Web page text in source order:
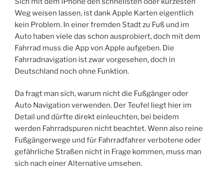
Weg weisen lassen, ist dank Apple Karten eigentlich
kein Problem. In einer fremden Stadt zu Fuß und im
Auto haben viele das schon ausprobiert, doch mit dem
Fahrrad muss die App von Apple aufgeben. Die
Fahrradnavigation ist zwar vorgesehen, doch in
Deutschland noch ohne Funktion.
Da fragt man sich, warum nicht die Fußgänger oder
Auto Navigation verwenden. Der Teufel liegt hier im
Detail und dürfte direkt einleuchten, bei beidem
werden Fahrradspuren nicht beachtet. Wenn also reine
Fußgängerwege und für Fahrradfahrer verbotene oder
gefährliche Straßen nicht in Frage kommen, muss man
sich nach einer Alternative umsehen.